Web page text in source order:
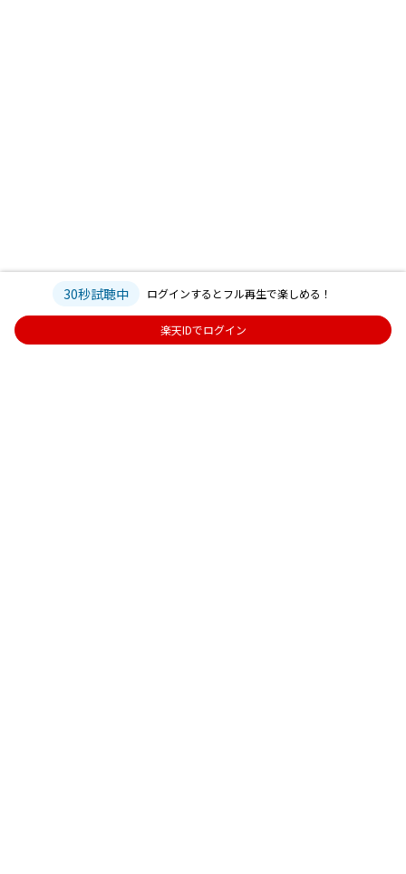
30秒試聴中 ログインするとフル再生で楽しめる！
楽天IDでログイン